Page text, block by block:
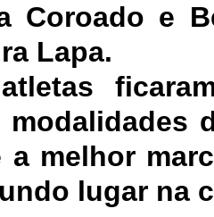
Coroado e
Lapa.
a melhor
lugar na